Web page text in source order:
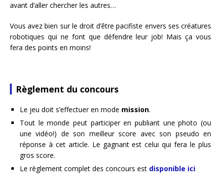
avant d’aller chercher les autres…
Vous avez bien sur le droit d’être pacifiste envers ses créatures
robotiques qui ne font que défendre leur job! Mais ça vous
fera des points en moins!
Règlement du concours
Le jeu doit s’effectuer en mode mission.
Tout le monde peut participer en publiant une photo (ou
une vidéo!) de son meilleur score avec son pseudo en
réponse à cet article. Le gagnant est celui qui fera le plus
gros score.
Le règlement complet des concours est disponible ici